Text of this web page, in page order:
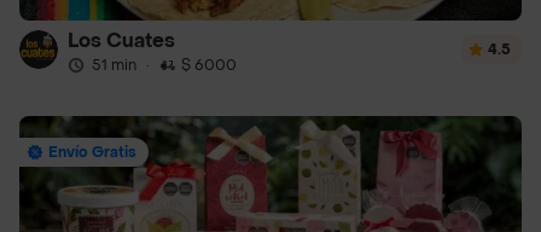
Los Cuates
51 min · $ 6000
4.5
Envío Gratis